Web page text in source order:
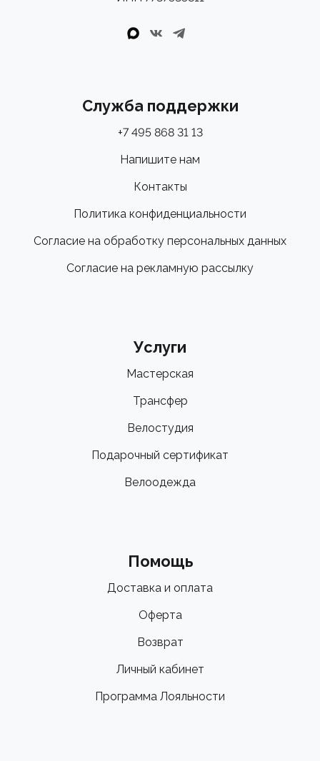
Служба поддержки
+7 495 868 31 13
Напишите нам
Контакты
Политика конфиденциальности
Согласие на обработку персональных данных
Согласие на рекламную рассылку
Услуги
Мастерская
Трансфер
Велостудия
Подарочный сертификат
Велоодежда
Помощь
Доставка и оплата
Оферта
Возврат
Личный кабинет
Программа Лояльности